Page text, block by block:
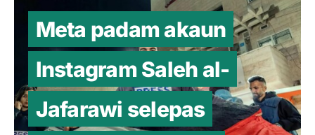
Meta padam akaun
Instagram Saleh al-
Jafarawi selepas